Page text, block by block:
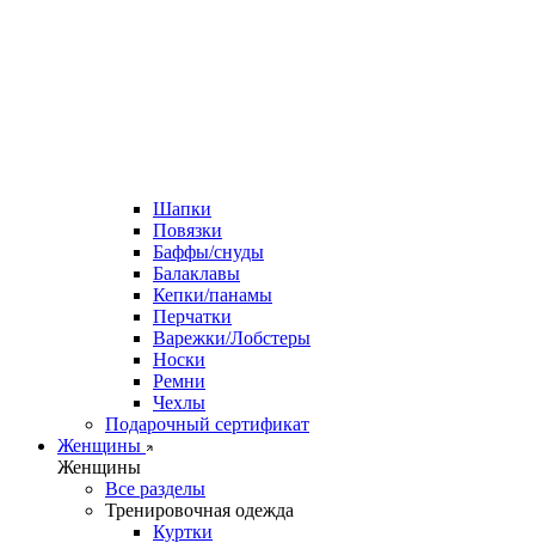
Шапки
Повязки
Баффы/снуды
Балаклавы
Кепки/панамы
Перчатки
Варежки/Лобстеры
Носки
Ремни
Чехлы
Подарочный сертификат
Женщины
Женщины
Все разделы
Тренировочная одежда
Куртки